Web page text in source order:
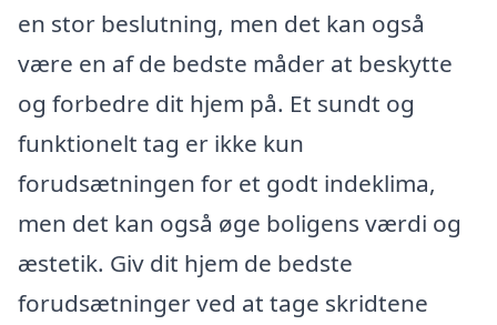
en stor beslutning, men det kan også
være en af de bedste måder at beskytte
og forbedre dit hjem på. Et sundt og
funktionelt tag er ikke kun
forudsætningen for et godt indeklima,
men det kan også øge boligens værdi og
æstetik. Giv dit hjem de bedste
forudsætninger ved at tage skridtene